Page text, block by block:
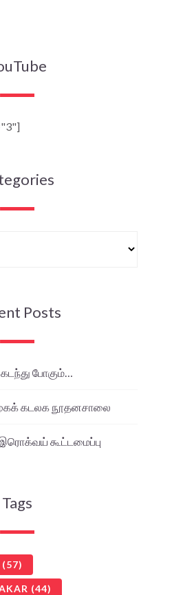
Posts
போகும்…
கடலக நூதனசாலை
கூட்டமைப்பு
Tags
(57)
(44)